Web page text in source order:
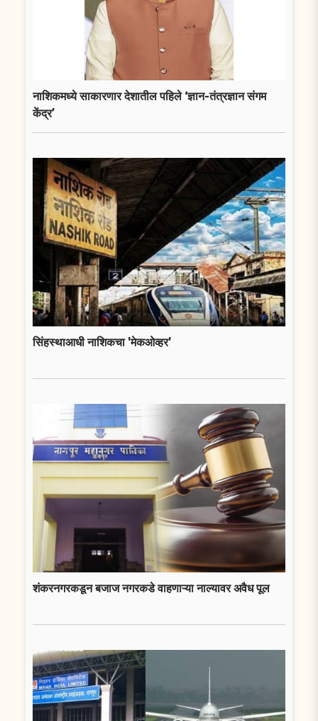
नाशिकमध्ये साकारणार देशातील पहिले ‘ज्ञान-तंत्रज्ञान संगम
केंद्र’
सिंहस्थाआधी नाशिकचा 'मेकओव्हर'
शंकरनगरकडून बजाज नगरकडे वाहणाऱ्या नाल्यावर अवैध पूल